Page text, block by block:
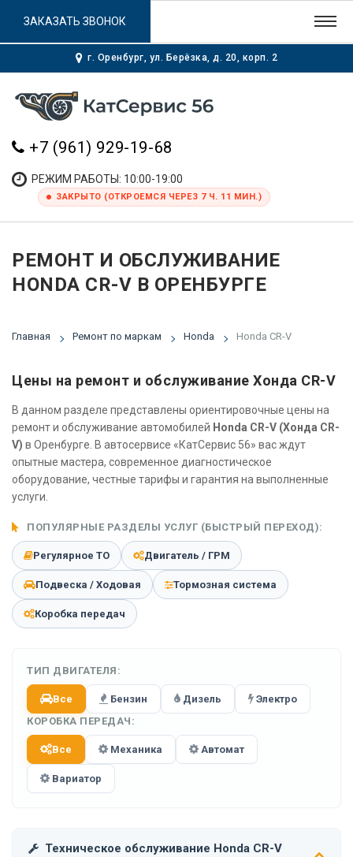
г. Оренбург, ул. Берёзка, д. 20, корп. 2
+7 (961) 929-19-68
РЕЖИМ РАБОТЫ: 10:00-19:00
ЗАКРЫТО (ОТКРОЕМСЯ ЧЕРЕЗ 7 Ч. 11 МИН.)
ЗАКАЗАТЬ ЗВОНОК
РЕМОНТ И ОБСЛУЖИВАНИЕ
HONDA CR-V В ОРЕНБУРГЕ
Главная Ремонт по маркам Honda Honda CR-V
Цены на ремонт и обслуживание Хонда CR-V
В данном разделе представлены ориентировочные цены на
ремонт и обслуживание автомобилей Honda CR-V (Хонда CR-
V) в Оренбурге. В автосервисе «КатСервис 56» вас ждут
опытные мастера, современное диагностическое
оборудование, честные тарифы и гарантия на выполненные
услуги.
ПОПУЛЯРНЫЕ РАЗДЕЛЫ УСЛУГ (БЫСТРЫЙ ПЕРЕХОД):
Регулярное ТО Двигатель / ГРМ
Подвеска / Ходовая Тормозная система
Коробка передач
ТИП ДВИГАТЕЛЯ:
Все Бензин Дизель
Электро
КОРОБКА ПЕРЕДАЧ:
Все Механика Автомат
Вариатор
Техническое обслуживание Honda CR-V